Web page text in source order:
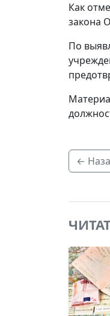
Как
закона
По
←